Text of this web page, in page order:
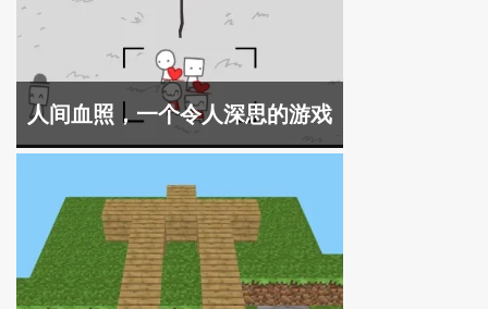
人间血照，一个令人深思的游戏